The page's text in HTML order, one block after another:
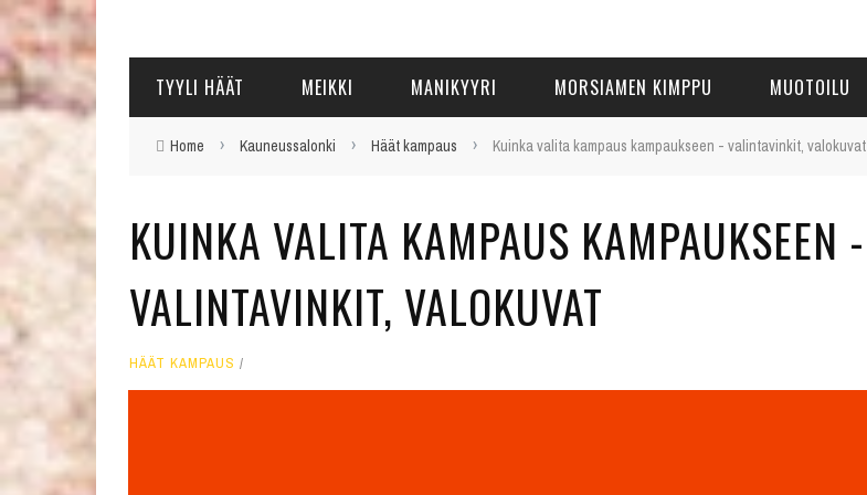
TYYLI HÄÄT MEIKKI MANIKYYRI MORSIAMEN KIMPPU MUOTOILU
Home › Kauneussalonki › Häät kampaus › Kuinka valita kampaus kampaukseen - valintavinkit, valokuvat
KUINKA VALITA KAMPAUS KAMPAUKSEEN -
VALINTAVINKIT, VALOKUVAT
HÄÄT KAMPAUS